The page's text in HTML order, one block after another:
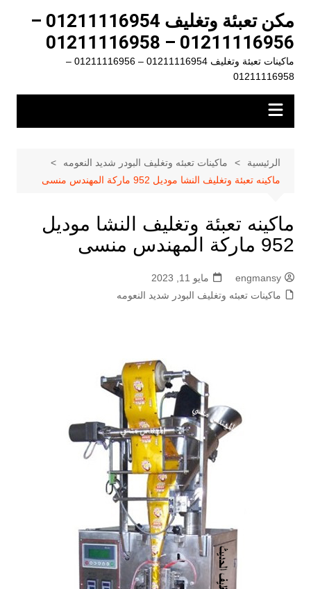
المحتوى
مكن تعبئة وتغليف 01211116954 –
01211116956 – 01211116958
ماكينات تعبئة وتغليف 01211116954 – 01211116956 –
01211116958
الرئيسية
ماكينات تعبئه وتغليف البودر شديد النعومه
ماكينه تعبئة وتغليف النشا موديل 952 ماركة المهندس منسى
ماكينه تعبئة وتغليف النشا موديل
952 ماركة المهندس منسى
engmansy
مايو 11, 2023
ماكينات تعبئه وتغليف البودر شديد النعومه